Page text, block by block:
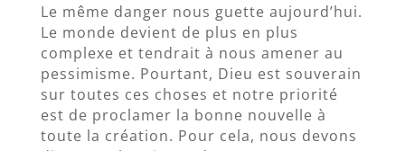
Le même danger nous guette aujourd’hui.
Le monde devient de plus en plus
complexe et tendrait à nous amener au
pessimisme. Pourtant, Dieu est souverain
sur toutes ces choses et notre priorité
est de proclamer la bonne nouvelle à
toute la création. Pour cela, nous devons